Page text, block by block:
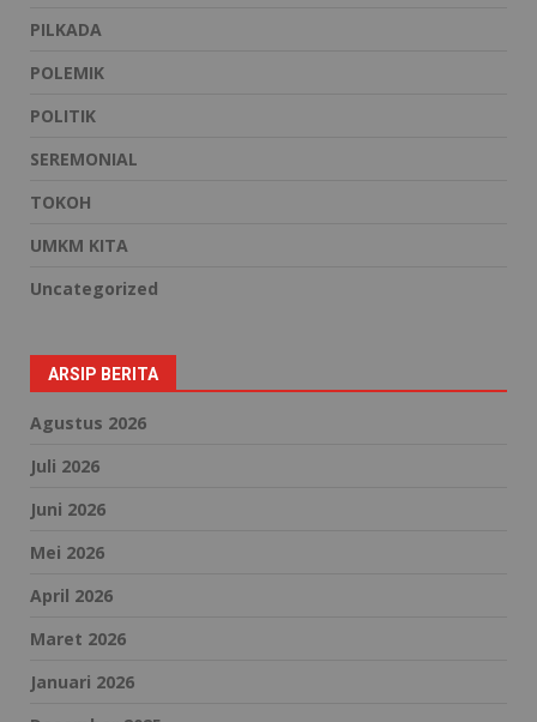
PILKADA
POLEMIK
POLITIK
SEREMONIAL
TOKOH
UMKM KITA
Uncategorized
ARSIP BERITA
Agustus 2026
Juli 2026
Juni 2026
Mei 2026
April 2026
Maret 2026
Januari 2026